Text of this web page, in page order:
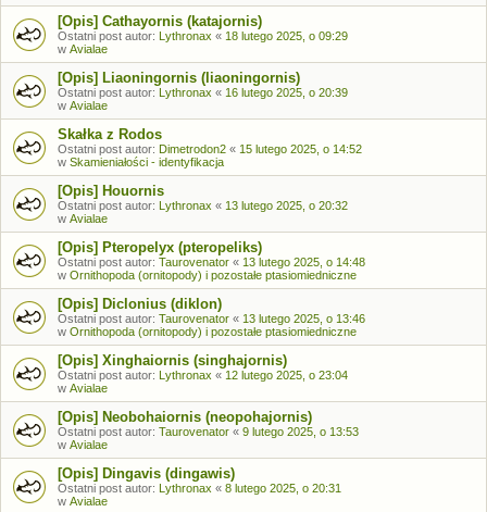
[Opis] Cathayornis (katajornis)
Ostatni post autor: Lythronax « 18 lutego 2025, o 09:29
w Avialae
[Opis] Liaoningornis (liaoningornis)
Ostatni post autor: Lythronax « 16 lutego 2025, o 20:39
w Avialae
Skałka z Rodos
Ostatni post autor: Dimetrodon2 « 15 lutego 2025, o 14:52
w Skamieniałości - identyfikacja
[Opis] Houornis
Ostatni post autor: Lythronax « 13 lutego 2025, o 20:32
w Avialae
[Opis] Pteropelyx (pteropeliks)
Ostatni post autor: Taurovenator « 13 lutego 2025, o 14:48
w Ornithopoda (ornitopody) i pozostałe ptasiomiedniczne
[Opis] Diclonius (diklon)
Ostatni post autor: Taurovenator « 13 lutego 2025, o 13:46
w Ornithopoda (ornitopody) i pozostałe ptasiomiedniczne
[Opis] Xinghaiornis (singhajornis)
Ostatni post autor: Lythronax « 12 lutego 2025, o 23:04
w Avialae
[Opis] Neobohaiornis (neopohajornis)
Ostatni post autor: Taurovenator « 9 lutego 2025, o 13:53
w Avialae
[Opis] Dingavis (dingawis)
Ostatni post autor: Lythronax « 8 lutego 2025, o 20:31
w Avialae